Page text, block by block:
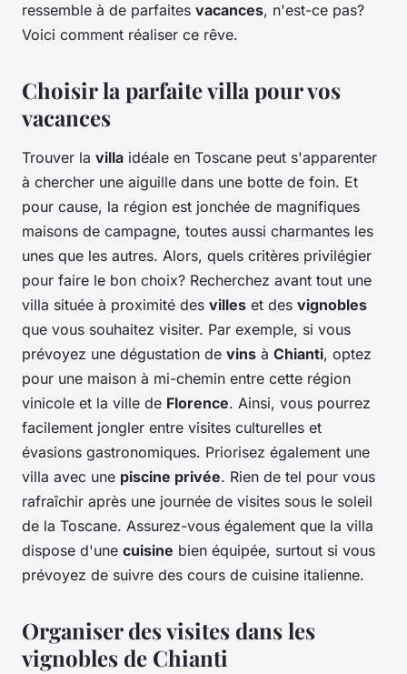
ressemble à de parfaites vacances, n'est-ce pas?
Voici comment réaliser ce rêve.
Choisir la parfaite villa pour vos
vacances
Trouver la villa idéale en Toscane peut s'apparenter
à chercher une aiguille dans une botte de foin. Et
pour cause, la région est jonchée de magnifiques
maisons de campagne, toutes aussi charmantes les
unes que les autres. Alors, quels critères privilégier
pour faire le bon choix? Recherchez avant tout une
villa située à proximité des villes et des vignobles
que vous souhaitez visiter. Par exemple, si vous
prévoyez une dégustation de vins à Chianti, optez
pour une maison à mi-chemin entre cette région
vinicole et la ville de Florence. Ainsi, vous pourrez
facilement jongler entre visites culturelles et
évasions gastronomiques. Priorisez également une
villa avec une piscine privée. Rien de tel pour vous
rafraîchir après une journée de visites sous le soleil
de la Toscane. Assurez-vous également que la villa
dispose d'une cuisine bien équipée, surtout si vous
prévoyez de suivre des cours de cuisine italienne.
Organiser des visites dans les
vignobles de Chianti